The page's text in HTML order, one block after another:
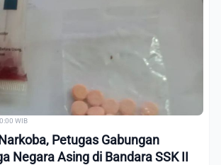
WIB
Petugas Gabungan
Negara Asing di Bandara SSK II